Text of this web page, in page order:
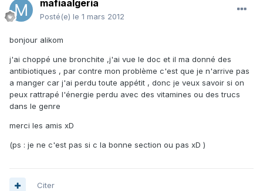
mafiaalgeria
Posté(e) le 1 mars 2012
bonjour alikom
j'ai choppé une bronchite ,j'ai vue le doc et il ma donné des
antibiotiques , par contre mon problème c'est que je n'arrive pas
a manger car j'ai perdu toute appétit , donc je veux savoir si on
peux rattrapé l'énergie perdu avec des vitamines ou des trucs
dans le genre
merci les amis xD
(ps : je ne c'est pas si c la bonne section ou pas xD )
Citer